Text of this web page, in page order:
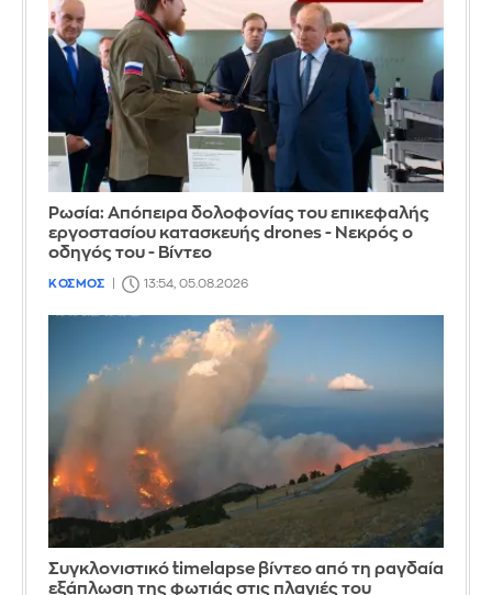
Ρωσία: Απόπειρα δολοφονίας του επικεφαλής
εργοστασίου κατασκευής drones - Νεκρός ο
οδηγός του - Βίντεο
ΚΟΣΜΟΣ 13:54, 05.08.2026
Συγκλονιστικό timelapse βίντεο από τη ραγδαία
εξάπλωση της φωτιάς στις πλαγιές του